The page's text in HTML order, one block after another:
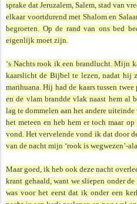
sprake dat Jeruzalem, Salem, stad van
elkaar voortdurend met Shalom en
begroeten. Op de rand van ons bed
eigenlijk moet zijn.
‘s Nachts rook ik een brandlucht. Mijn
kaarslicht de Bijbel te lezen, nadat hij
marihuana. Hij had de kaars tussen
en de vlam brandde vlak naast hem al
lag te dommelen aan het andere
het meteen en heb hem er toch maar
vond. Het vervelende vond ik dat door
van de nacht mijn ‘rook is wegwezen’-
Maar goed, ik heb ook deze nacht
krant gehaald, want we sliepen onder
was voor het eerst dat ik onder een